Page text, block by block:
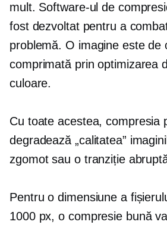
mult. Software-ul de
fost dezvoltat pentru a
problemă. O imagine este de
comprimată prin optimizarea
culoare.
Cu toate acestea, compresia
degradează „calitatea”
zgomot sau o tranziție
Pentru o dimensiune a
1000 px, o compresie bună